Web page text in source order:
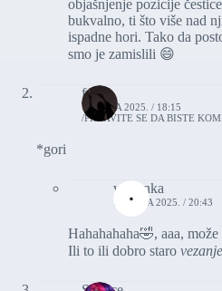
objašnjenje pozicije
bukvalno, ti što više nad
ispadne hori. Tako da
smo je zamislili 😄
fey1
17. JULA 2025. / 18:15
PRIJAVITE SE DA BISTE
*gori
vasionka
17. JULA 2025. / 20:43
Hahahahaha🤣, aaa,
Ili to ili dobro staro